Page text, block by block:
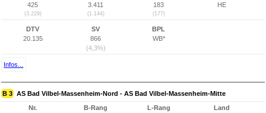
425
(3.229)
3.411
(1.144)
183
(177)
HE
DTV
20.135
SV
866
(4,3%)
BPL
WB*
Infos...
B 3 AS Bad Vilbel-Massenheim-Nord - AS Bad Vilbel-Massenheim-Mitte
Nr.
B-Rang
L-Rang
Land